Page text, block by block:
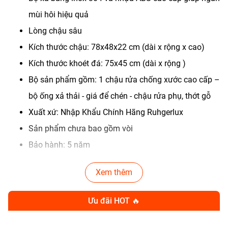
mùi hôi hiệu quả
Lòng chậu sâu
Kích thước chậu: 78x48x22 cm (dài x rộng x cao)
Kích thước khoét đá: 75x45 cm (dài x rộng )
Bộ sản phẩm gồm: 1 chậu rửa chống xước cao cấp –
bộ ống xả thải - giá để chén - chậu rửa phụ, thớt gỗ
Xuất xứ: Nhập Khẩu Chính Hãng Ruhgerlux
Sản phẩm chưa bao gồm vòi
Bảo hành: 5 năm
Chậu rửa bát 1 hố chống xước Dekor Loại 1 không chỉ có
kích thước nhỏ gọn mà còn có ngoại hình bắt mắt, đang
trở thành sản phẩm chậu rửa chén "hot trend" trên thị
Xem thêm
Ưu đãi HOT 🔥